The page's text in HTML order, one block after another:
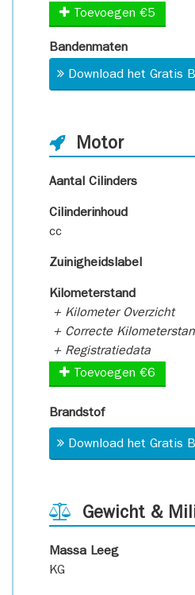
Toevoegen €5
Bandenmaten
Download het Gratis
Motor
Aantal Cilinders
Cilinderinhoud
cc
Zuinigheidslabel
Kilometerstand
+ Kilometer Overzicht
+ Correcte
+ Registratiedata
Toevoegen €6
Brandstof
Download het Gratis
Gewicht &
Massa Leeg
KG